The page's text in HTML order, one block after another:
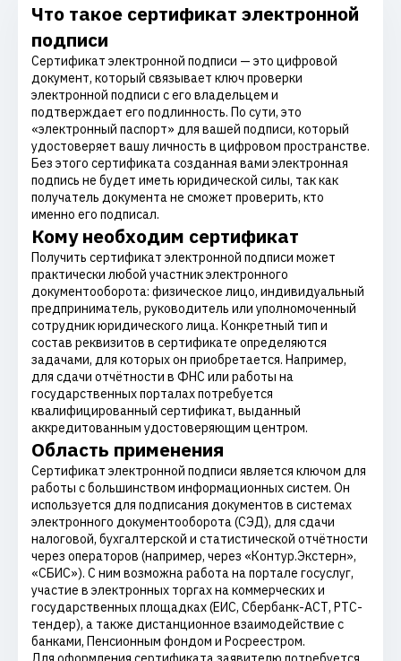
Что такое сертификат электронной
подписи
Сертификат электронной подписи — это цифровой
документ, который связывает ключ проверки
электронной подписи с его владельцем и
подтверждает его подлинность. По сути, это
«электронный паспорт» для вашей подписи, который
удостоверяет вашу личность в цифровом пространстве.
Без этого сертификата созданная вами электронная
подпись не будет иметь юридической силы, так как
получатель документа не сможет проверить, кто
именно его подписал.
Кому необходим сертификат
Получить сертификат электронной подписи может
практически любой участник электронного
документооборота: физическое лицо, индивидуальный
предприниматель, руководитель или уполномоченный
сотрудник юридического лица. Конкретный тип и
состав реквизитов в сертификате определяются
задачами, для которых он приобретается. Например,
для сдачи отчётности в ФНС или работы на
государственных порталах потребуется
квалифицированный сертификат, выданный
аккредитованным удостоверяющим центром.
Область применения
Сертификат электронной подписи является ключом для
работы с большинством информационных систем. Он
используется для подписания документов в системах
электронного документооборота (СЭД), для сдачи
налоговой, бухгалтерской и статистической отчётности
через операторов (например, через «Контур.Экстерн»,
«СБИС»). С ним возможна работа на портале госуслуг,
участие в электронных торгах на коммерческих и
государственных площадках (ЕИС, Сбербанк-АСТ, РТС-
тендер), а также дистанционное взаимодействие с
банками, Пенсионным фондом и Росреестром.